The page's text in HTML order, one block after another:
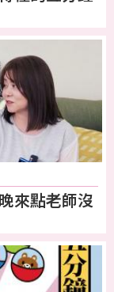
來點老師沒